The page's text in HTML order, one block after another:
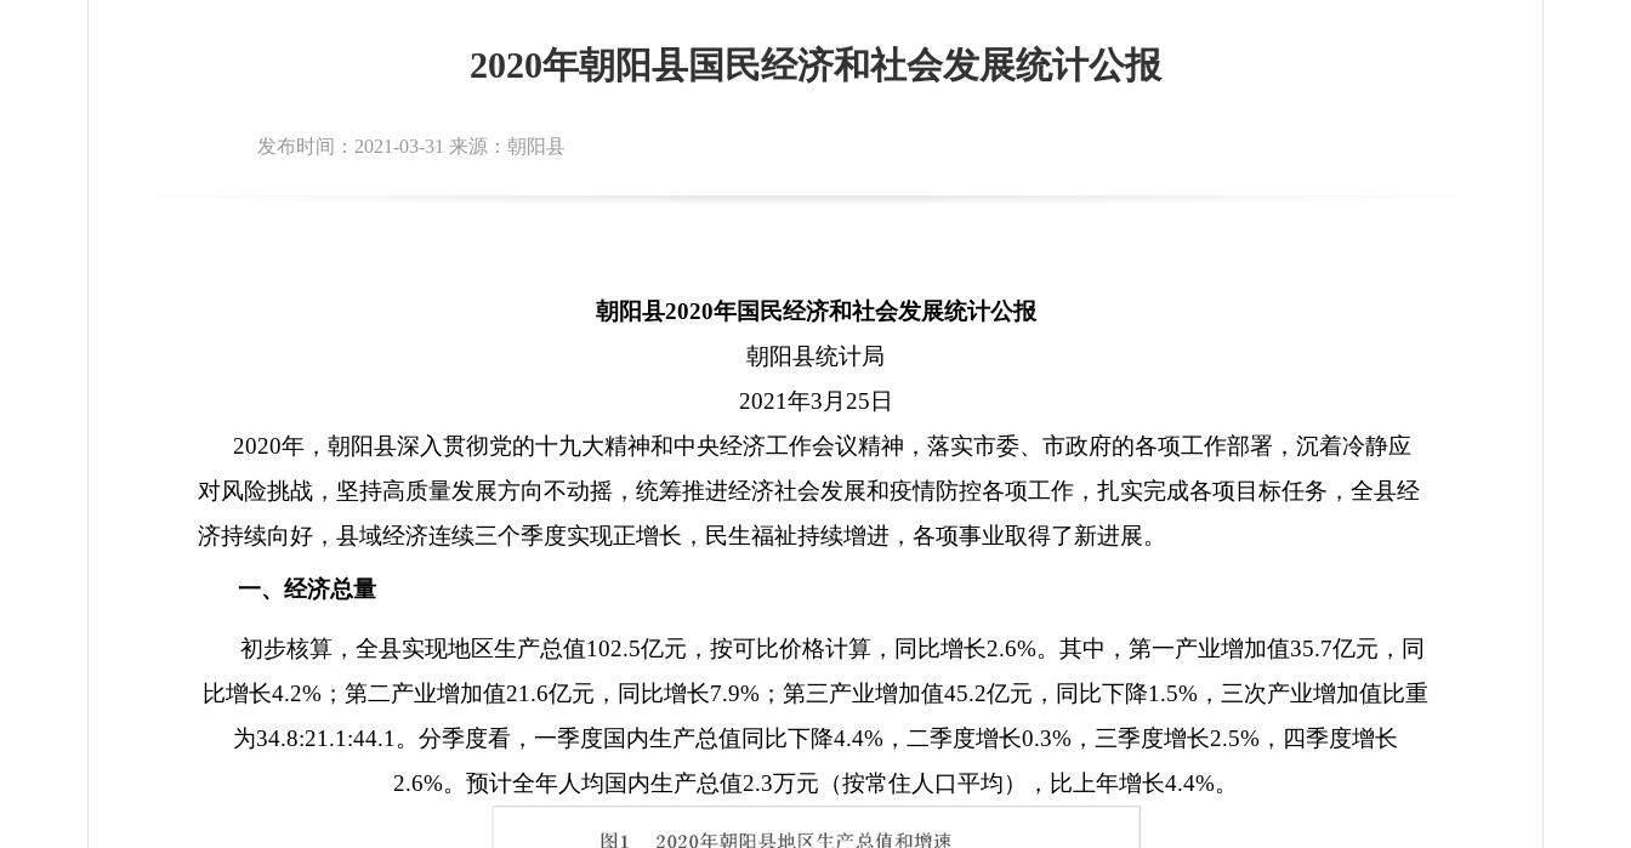
2020年朝阳县国民经济和社会发展统计公报
发布时间：2021-03-31 来源：朝阳县
朝阳县2020年国民经济和社会发展统计公报
朝阳县统计局
2021年3 月 25 日
2020年，朝阳县深入贯彻党的十九大精神和中央经济工作会议精神，落实市委、市政府的各项工作部署，沉着冷静应
对风险挑战，坚持高质量发展方向不动摇，统筹推进经济社会发展和疫情防控各项工作，扎实完成各项目标任务，全县经
济持续向好，县域经济连续三个季度实现正增长，民生福祉持续增进，各项事业取得了新进展。
一、经济总量
初步核算，全县实现地区生产总值102.5亿元，按可比价格计算，同比增长2.6%。其中，第一产业增加值35.7亿元，同
比增长4.2% ；第二产业增加值21.6亿元，同比增长7.9% ；第三产业增加值45.2亿元，同比下降1.5% ，三次产业增加值比重
为34.8:21.1:44.1 。分季度看，一季度国内生产总值同比下降4.4% ，二季度增长0.3% ，三季度增长2.5% ，四季度增长
2.6%。预计全年人均国内生产总值2.3万元（按常住人口平均），比上年增长4.4%。